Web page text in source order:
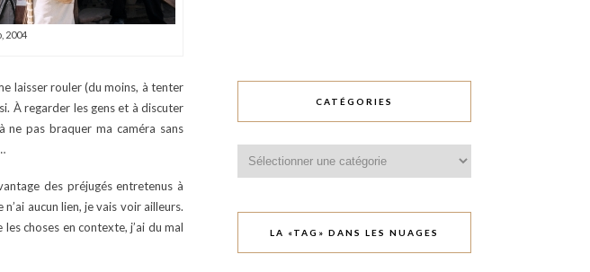
2004
laisser rouler (du moins, à tenter
À regarder les gens et à discuter
ne pas braquer ma caméra sans
des préjugés entretenus à
aucun lien, je vais voir ailleurs.
choses en contexte, j’ai du mal
CATÉGORIES
LA «TAG» DANS LES NUAGES